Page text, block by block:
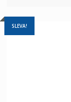
SLEVA!